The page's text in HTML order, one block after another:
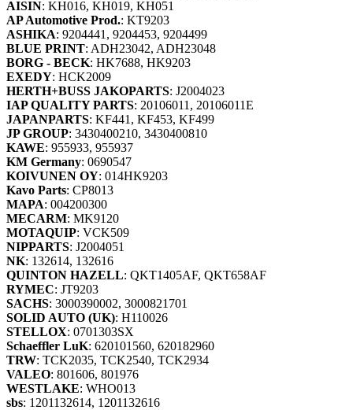
AISIN: KH016, KH019, KH051
AP Automotive Prod.: KT9203
ASHIKA: 9204441, 9204453, 9204499
BLUE PRINT: ADH23042, ADH23048
BORG - BECK: HK7688, HK9203
EXEDY: HCK2009
HERTH+BUSS JAKOPARTS: J2004023
IAP QUALITY PARTS: 20106011, 20106011E
JAPANPARTS: KF441, KF453, KF499
JP GROUP: 3430400210, 3430400810
KAWE: 955933, 955937
KM Germany: 0690547
KOIVUNEN OY: 014HK9203
Kavo Parts: CP8013
MAPA: 004200300
MECARM: MK9120
MOTAQUIP: VCK509
NIPPARTS: J2004051
NK: 132614, 132616
QUINTON HAZELL: QKT1405AF, QKT658AF
RYMEC: JT9203
SACHS: 3000390002, 3000821701
SOLID AUTO (UK): H110026
STELLOX: 0701303SX
Schaeffler LuK: 620101560, 620182960
TRW: TCK2035, TCK2540, TCK2934
VALEO: 801606, 801976
WESTLAKE: WHO013
sbs: 1201132614, 1201132616